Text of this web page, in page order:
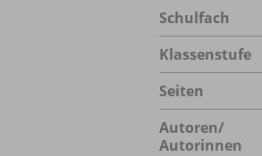
Schulfach
Klassenstufe
Seiten
Autoren/
Autorinnen